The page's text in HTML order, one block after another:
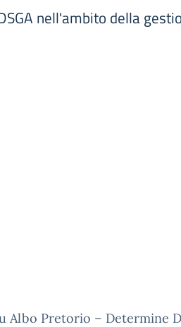
nell'ambito della
Albo Pretorio – Determine